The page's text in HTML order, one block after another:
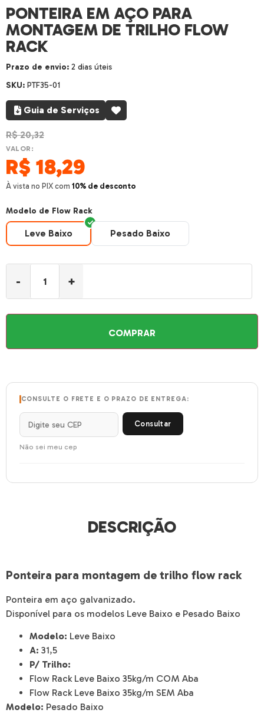
PONTEIRA EM AÇO PARA
MONTAGEM DE TRILHO FLOW
RACK
Prazo de envio: 2 dias úteis
SKU: PTF35-01
Guia de Serviços
R$20,32
VALOR:
R$ 18,29
À vista no PIX com 10% de desconto
Modelo de Flow Rack
Leve Baixo
Leve Baixo
Pesado Baixo
Pesado Baixo
- +
COMPRAR
CONSULTE O FRETE E O PRAZO DE ENTREGA:
Consultar
Não sei meu cep
DESCRIÇÃO
Ponteira para montagem de trilho flow rack
Ponteira em aço galvanizado.
Disponível para os modelos Leve Baixo e Pesado Baixo
Modelo: Leve Baixo
A: 31,5
P/ Trilho:
Flow Rack Leve Baixo 35kg/m COM Aba
Flow Rack Leve Baixo 35kg/m SEM Aba
Modelo: Pesado Baixo